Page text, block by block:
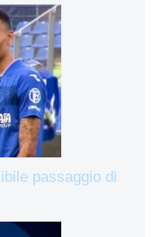
passaggio di